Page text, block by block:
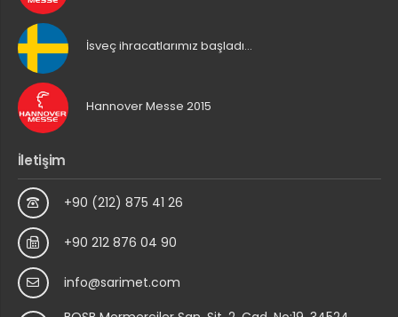
İsveç ihracatlarımız başladı…
Hannover Messe 2015
İletişim
+90 (212) 875 41 26
+90 212 876 04 90
info@sarimet.com